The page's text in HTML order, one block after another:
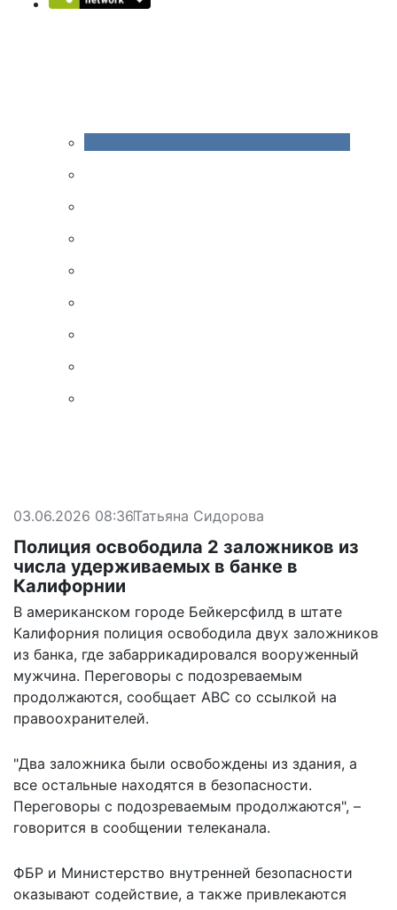
03.06.2026 08:36Татьяна Сидорова
Полиция освободила 2 заложников из
числа удерживаемых в банке в
Калифорнии
В американском городе Бейкерсфилд в штате
Калифорния полиция освободила двух заложников
из банка, где забаррикадировался вооруженный
мужчина. Переговоры с подозреваемым
продолжаются, сообщает ABC со ссылкой на
правоохранителей.
"Два заложника были освобождены из здания, а
все остальные находятся в безопасности.
Переговоры с подозреваемым продолжаются", –
говорится в сообщении телеканала.
ФБР и Министерство внутренней безопасности
оказывают содействие, а также привлекаются